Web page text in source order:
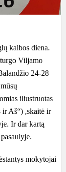
kalbos diena.
Viljamo
24-28
iliustruotas
ir Aš“) ,skaitė ir
Ir dar kartą
mokytojai